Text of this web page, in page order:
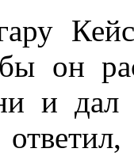
он
и